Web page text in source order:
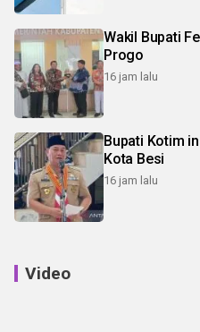
Wakil Bupati
Progo
16 jam lalu
Bupati Kotim
Kota Besi
16 jam lalu
Video